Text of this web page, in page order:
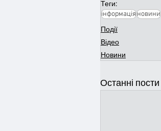
Теги:
інформаціяновини
Події
Відео
Новини
Останні пости